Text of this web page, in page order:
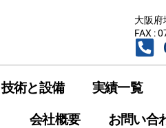
大阪府
FAX :
技術と設備 実績一覧
会社概要
お問い合